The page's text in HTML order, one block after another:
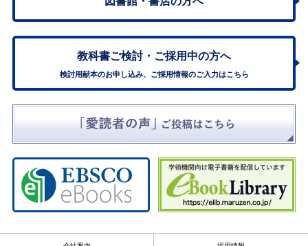
教科書ご検討・ ご採用中の方へ
検討用献本のお申し込み、ご採用情報のご入力はこちら